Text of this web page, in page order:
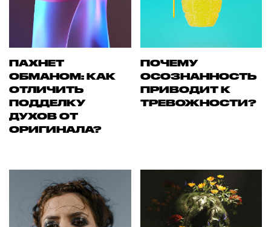
ПАХНЕТ
ОБМАНОМ: КАК
ОТЛИЧИТЬ
ПОДДЕЛКУ
ДУХОВ ОТ
ОРИГИНАЛА?
ПОЧЕМУ
ОСОЗНАННОСТЬ
ПРИВОДИТ К
ТРЕВОЖНОСТИ?